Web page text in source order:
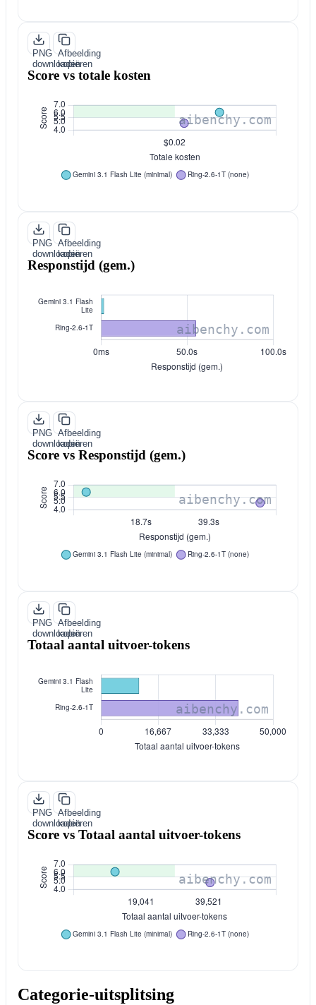
PNG
downloaden
Afbeelding
kopiëren
Score vs totale kosten
PNG
downloaden
Afbeelding
kopiëren
Responstijd (gem.)
PNG
downloaden
Afbeelding
kopiëren
Score vs Responstijd (gem.)
PNG
downloaden
Afbeelding
kopiëren
Totaal aantal uitvoer-tokens
PNG
downloaden
Afbeelding
kopiëren
Score vs Totaal aantal uitvoer-tokens
Categorie-uitsplitsing